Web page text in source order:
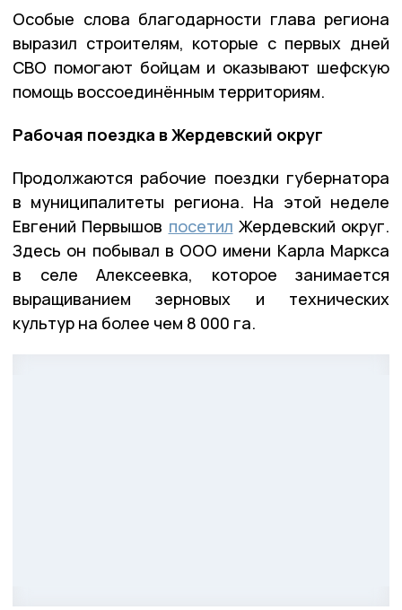
Особые слова благодарности глава региона
выразил строителям, которые с первых дней
СВО помогают бойцам и оказывают шефскую
помощь воссоединённым территориям.
Рабочая поездка в Жердевский округ
Продолжаются рабочие поездки губернатора
в муниципалитеты региона. На этой неделе
Евгений Первышов посетил Жердевский округ.
Здесь он побывал в ООО имени Карла Маркса
в селе Алексеевка, которое занимается
выращиванием зерновых и технических
культур на более чем 8 000 га.